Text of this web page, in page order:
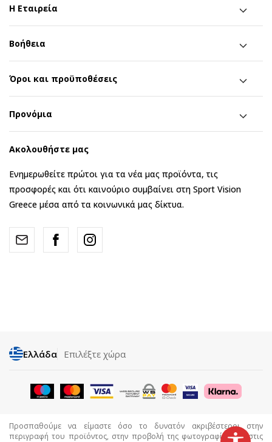
Η Εταιρεία
Βοήθεια
Όροι και προϋποθέσεις
Προνόμια
Ακολουθήστε μας
Ενημερωθείτε πρώτοι για τα νέα μας προϊόντα, τις
προσφορές και ότι καινούριο συμβαίνει στη Sport Vision
Greece μέσα από τα κοινωνικά μας δίκτυα.
Ελλάδα Επιλέξτε χώρα
Προσπαθούμε να είμαστε όσο το δυνατόν ακριβέστεροι στην
περιγραφή του προϊόντος, στην προβολή της φωτογραφίας και στις